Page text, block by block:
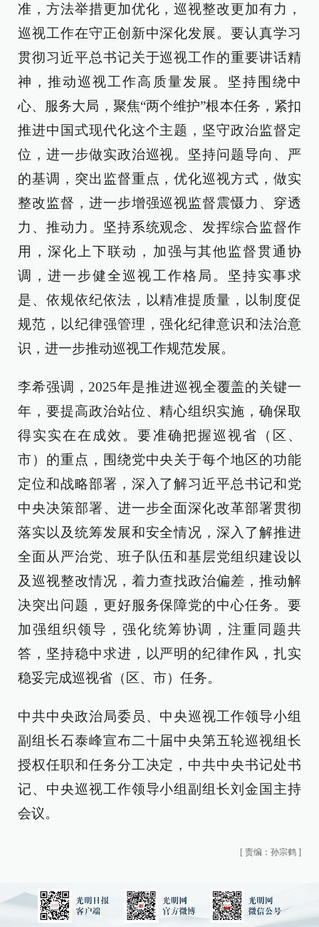
准，方法举措更加优化，巡视整改更加有力，
巡视工作在守正创新中深化发展。要认真学习
贯彻习近平总书记关于巡视工作的重要讲话精
神，推动巡视工作高质量发展。坚持围绕中
心、服务大局，聚焦“两个维护”根本任务，紧扣
推进中国式现代化这个主题，坚守政治监督定
位，进一步做实政治巡视。坚持问题导向、严
的基调，突出监督重点，优化巡视方式，做实
整改监督，进一步增强巡视监督震慑力、穿透
力、推动力。坚持系统观念、发挥综合监督作
用，深化上下联动，加强与其他监督贯通协
调，进一步健全巡视工作格局。坚持实事求
是、依规依纪依法，以精准提质量，以制度促
规范，以纪律强管理，强化纪律意识和法治意
识，进一步推动巡视工作规范发展。
李希强调，2025年是推进巡视全覆盖的关键一
年，要提高政治站位、精心组织实施，确保取
得实实在在成效。要准确把握巡视省（区、
市）的重点，围绕党中央关于每个地区的功能
定位和战略部署，深入了解习近平总书记和党
中央决策部署、进一步全面深化改革部署贯彻
落实以及统筹发展和安全情况，深入了解推进
全面从严治党、班子队伍和基层党组织建设以
及巡视整改情况，着力查找政治偏差，推动解
决突出问题，更好服务保障党的中心任务。要
加强组织领导，强化统筹协调，注重同题共
答，坚持稳中求进，以严明的纪律作风，扎实
稳妥完成巡视省（区、市）任务。
中共中央政治局委员、中央巡视工作领导小组
副组长石泰峰宣布二十届中央第五轮巡视组长
授权任职和任务分工决定，中共中央书记处书
记、中央巡视工作领导小组副组长刘金国主持
会议。
[ 责编：孙宗鹤 ]